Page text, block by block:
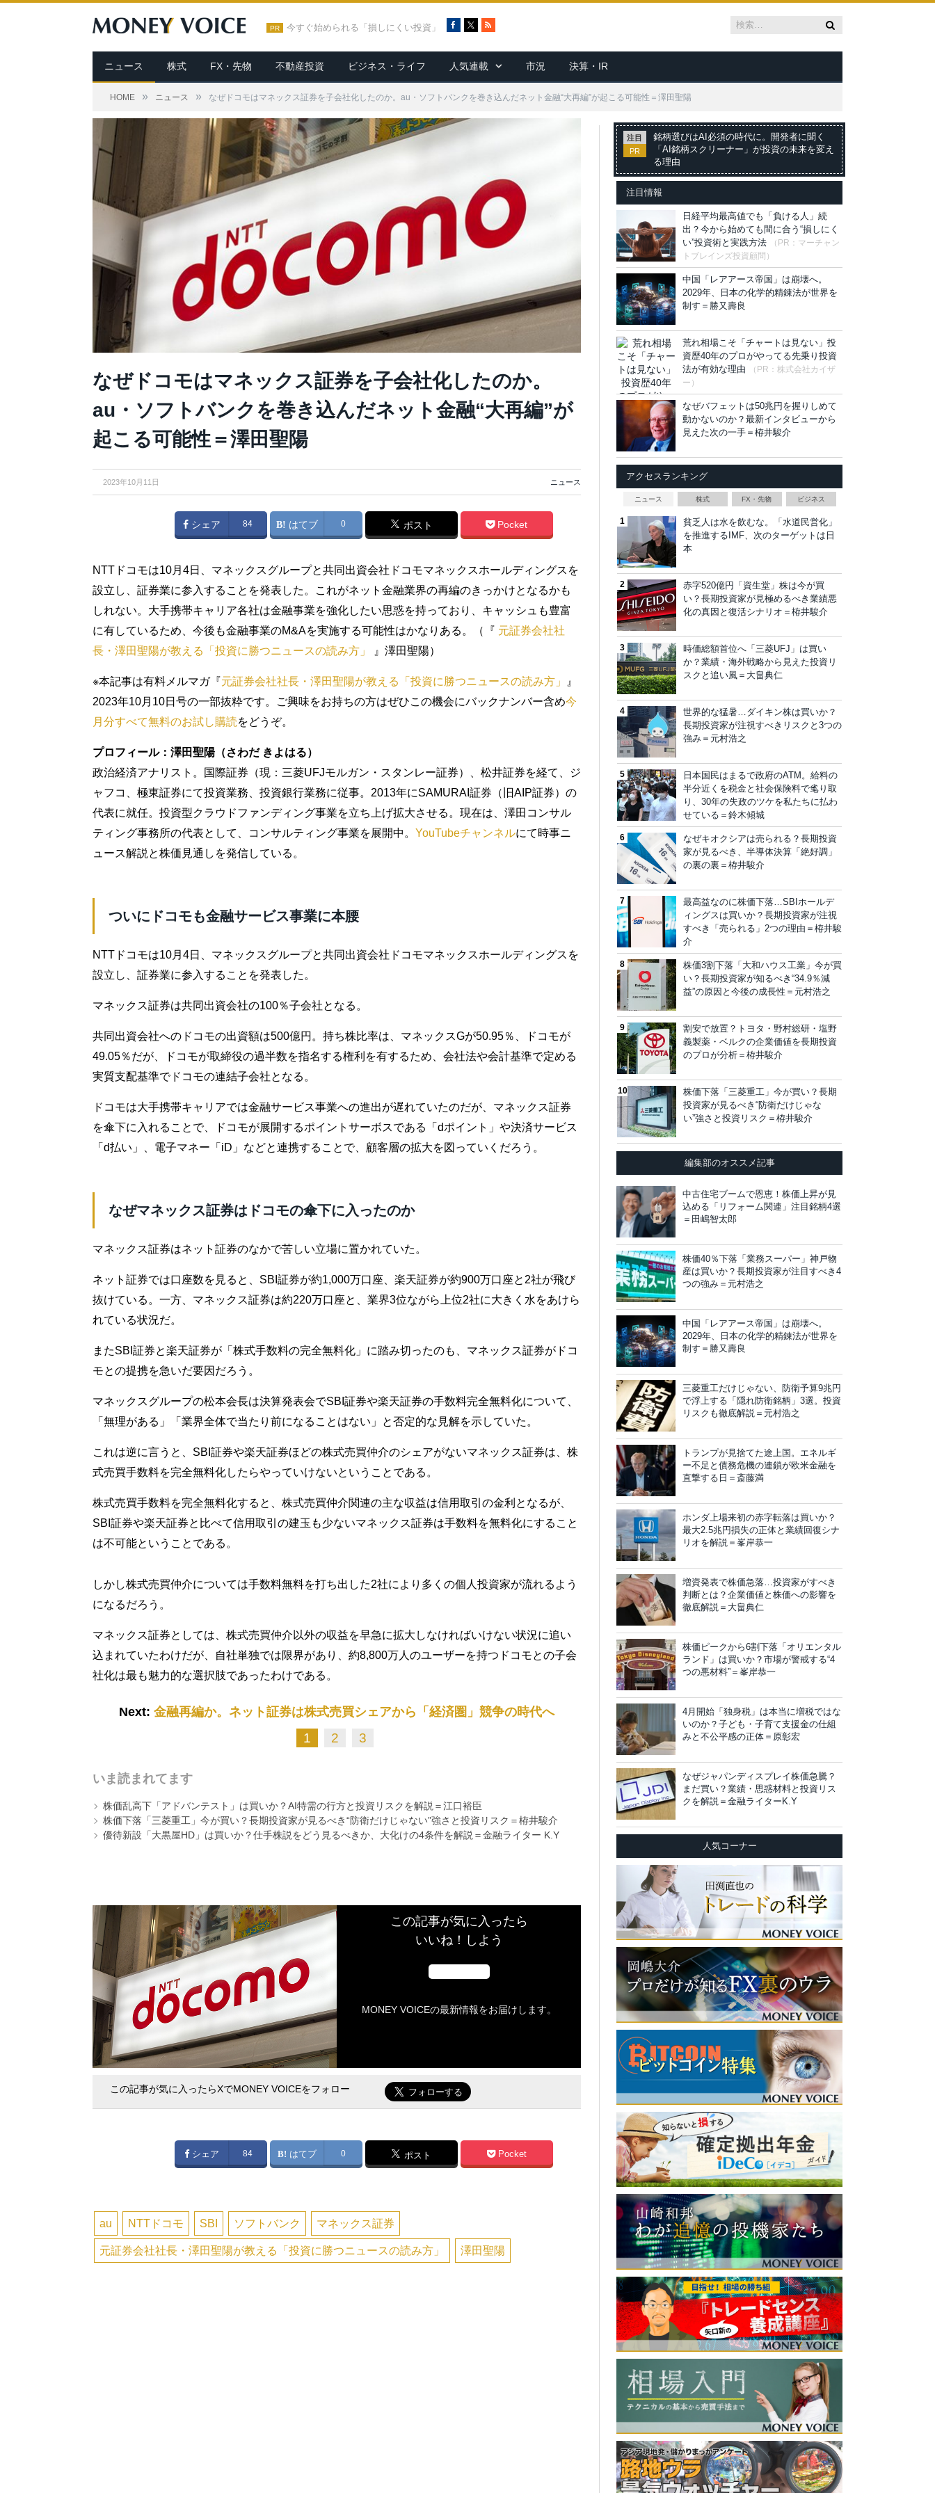
PR 今すぐ始められる「損しにくい投資」
c
e
b
o
k
R
S
ニュース 株式 FX・先物 不動産投資 ビジネス・ライフ 人気連載 市況 決算・IR
HOME » ニュース » なぜドコモはマネックス証券を子会社化したのか。au・ソフトバンクを巻き込んだネット金融“大再編”が起こる可能性＝澤田聖陽
なぜドコモはマネックス証券を子会社化したのか。
au・ソフトバンクを巻き込んだネット金融“大再編”が
起こる可能性＝澤田聖陽
2023年10月11日 ニュース
シェア 84 はてブ 0 ポスト Pocket
NTTドコモは10月4日、マネックスグループと共同出資会社ドコモマネックスホールディングスを
設立し、証券業に参入することを発表した。これがネット金融業界の再編のきっかけとなるかも
しれない。大手携帯キャリア各社は金融事業を強化したい思惑を持っており、キャッシュも豊富
に有しているため、今後も金融事業のM&Aを実施する可能性はかなりある。（『 元証券会社社
長・澤田聖陽が教える「投資に勝つニュースの読み方」
』澤田聖陽）
※本記事は有料メルマガ『元証券会社社長・澤田聖陽が教える「投資に勝つニュースの読み方」
』
2023年10月10日号の一部抜粋です。ご興味をお持ちの方はぜひこの機会にバックナンバー含め今
月分すべて無料のお試し購読をどうぞ。
プロフィール：澤田聖陽（さわだ きよはる）
政治経済アナリスト。国際証券（現：三菱UFJモルガン・スタンレー証券）、松井証券を経て、ジ
ャフコ、極東証券にて投資業務、投資銀行業務に従事。2013年にSAMURAI証券（旧AIP証券）の
代表に就任。投資型クラウドファンディング事業を立ち上げ拡大させる。現在は、澤田コンサル
ティング事務所の代表として、コンサルティング事業を展開中。 YouTubeチャンネルにて時事ニ
ュース解説と株価見通しを発信している。
ついにドコモも金融サービス事業に本腰
NTTドコモは10月4日、マネックスグループと共同出資会社ドコモマネックスホールディングスを
設立し、証券業に参入することを発表した。
マネックス証券は共同出資会社の100％子会社となる。
共同出資会社へのドコモの出資額は500億円。持ち株比率は、マネックスGが50.95％、ドコモが
49.05％だが、ドコモが取締役の過半数を指名する権利を有するため、会社法や会計基準で定める
実質支配基準でドコモの連結子会社となる。
ドコモは大手携帯キャリアでは金融サービス事業への進出が遅れていたのだが、マネックス証券
を傘下に入れることで、ドコモが展開するポイントサーボスである「dポイント」や決済サービス
「d払い」、電子マネー「iD」などと連携することで、顧客層の拡大を図っていくだろう。
なぜマネックス証券はドコモの傘下に入ったのか
マネックス証券はネット証券のなかで苦しい立場に置かれていた。
ネット証券では口座数を見ると、SBI証券が約1,000万口座、楽天証券が約900万口座と2社が飛び
抜けている。一方、マネックス証券は約220万口座と、業界3位ながら上位2社に大きく水をあけら
れている状況だ。
またSBI証券と楽天証券が「株式手数料の完全無料化」に踏み切ったのも、マネックス証券がドコ
モとの提携を急いだ要因だろう。
マネックスグループの松本会長は決算発表会でSBI証券や楽天証券の手数料完全無料化について、
「無理がある」「業界全体で当たり前になることはない」と否定的な見解を示していた。
これは逆に言うと、SBI証券や楽天証券ほどの株式売買仲介のシェアがないマネックス証券は、株
式売買手数料を完全無料化したらやっていけないということである。
株式売買手数料を完全無料化すると、株式売買仲介関連の主な収益は信用取引の金利となるが、
SBI証券や楽天証券と比べて信用取引の建玉も少ないマネックス証券は手数料を無料化にすること
は不可能ということである。
しかし株式売買仲介については手数料無料を打ち出した2社により多くの個人投資家が流れるよう
になるだろう。
マネックス証券としては、株式売買仲介以外の収益を早急に拡大しなければいけない状況に追い
込まれていたわけだが、自社単独では限界があり、約8,800万人のユーザーを持つドコモとの子会
社化は最も魅力的な選択肢であったわけである。
Next: 金融再編か。ネット証券は株式売買シェアから「経済圏」競争の時代へ
1 2 3
いま読まれてます
株価乱高下「アドバンテスト」は買いか？AI特需の行方と投資リスクを解説＝江口裕臣
株価下落「三菱重工」今が買い？長期投資家が見るべき“防衛だけじゃない”強さと投資リスク＝栫井駿介
優待新設「大黒屋HD」は買いか？仕手株説をどう見るべきか、大化けの4条件を解説＝金融ライター K.Y
この記事が気に入ったら
いいね！しよう
MONEY VOICEの最新情報をお届けします。
この記事が気に入ったらXでMONEY VOICEをフォロー
シェア 84 はてブ 0 ポスト Pocket
au NTTドコモ SBI ソフトバンク マネックス証券
元証券会社社長・澤田聖陽が教える「投資に勝つニュースの読み方」 澤田聖陽
注目
PR
銘柄選びはAI必須の時代に。開発者に聞く
「AI銘柄スクリーナー」が投資の未来を変え
る理由
注目情報
日経平均最高値でも「負ける人」続
出？今から始めても間に合う“損しにく
い”投資術と実践方法
（PR：マーチャン
トブレインズ投資顧問）
中国「レアアース帝国」は崩壊へ。
2029年、日本の化学的精錬法が世界を
制す＝勝又壽良
荒れ相場こそ「チャートは見ない」投
資歴40年のプロがやってる先乗り投資
法が有効な理由
（PR：株式会社カイザ
ー）
なぜバフェットは50兆円を握りしめて
動かないのか？最新インタビューから
見えた次の一手＝栫井駿介
アクセスランキング
ニュース 株式 FX・先物 ビジネス
貧乏人は水を飲むな。「水道民営化」
を推進するIMF、次のターゲットは日
本
赤字520億円「資生堂」株は今が買
い？長期投資家が見極めるべき業績悪
化の真因と復活シナリオ＝栫井駿介
時価総額首位へ「三菱UFJ」は買い
か？業績・海外戦略から見えた投資リ
スクと追い風＝大畠典仁
世界的な猛暑…ダイキン株は買いか？
長期投資家が注視すべきリスクと3つの
強み＝元村浩之
日本国民はまるで政府のATM。給料の
半分近くを税金と社会保険料で毟り取
り、30年の失政のツケを私たちに払わ
せている＝鈴木傾城
なぜキオクシアは売られる？長期投資
家が見るべき、半導体決算「絶好調」
の裏の裏＝栫井駿介
最高益なのに株価下落…SBIホールデ
ィングスは買いか？長期投資家が注視
すべき「売られる」2つの理由＝栫井駿
介
株価3割下落「大和ハウス工業」今が買
い？長期投資家が知るべき“34.9％減
益”の原因と今後の成長性＝元村浩之
割安で放置？トヨタ・野村総研・塩野
義製薬・ベルクの企業価値を長期投資
のプロが分析＝栫井駿介
株価下落「三菱重工」今が買い？長期
投資家が見るべき“防衛だけじゃな
い”強さと投資リスク＝栫井駿介
編集部のオススメ記事
中古住宅ブームで恩恵！株価上昇が見
込める「リフォーム関連」注目銘柄4選
＝田嶋智太郎
株価40％下落「業務スーパー」神戸物
産は買いか？長期投資家が注目すべき4
つの強み＝元村浩之
中国「レアアース帝国」は崩壊へ。
2029年、日本の化学的精錬法が世界を
制す＝勝又壽良
三菱重工だけじゃない、防衛予算9兆円
で浮上する「隠れ防衛銘柄」3選。投資
リスクも徹底解説＝元村浩之
トランプが見捨てた途上国。エネルギ
ー不足と債務危機の連鎖が欧米金融を
直撃する日＝斎藤満
ホンダ上場来初の赤字転落は買いか？
最大2.5兆円損失の正体と業績回復シナ
リオを解説＝峯岸恭一
増資発表で株価急落…投資家がすべき
判断とは？企業価値と株価への影響を
徹底解説＝大畠典仁
株価ピークから6割下落「オリエンタル
ランド」は買いか？市場が警戒する“4
つの悪材料”＝峯岸恭一
4月開始「独身税」は本当に増税ではな
いのか？子ども・子育て支援金の仕組
みと不公平感の正体＝原彰宏
なぜジャパンディスプレイ株価急騰？
まだ買い？業績・思惑材料と投資リス
クを解説＝金融ライターK.Y
人気コーナー